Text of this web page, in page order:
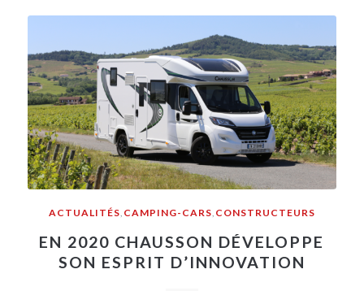
ACTUALITÉS, CAMPING-CARS, CONSTRUCTEURS
EN 2020 CHAUSSON DÉVELOPPE
SON ESPRIT D’INNOVATION